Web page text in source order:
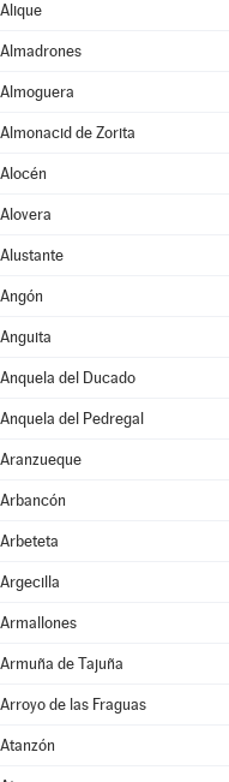
Alique
Almadrones
Almoguera
Almonacid de Zorita
Alocén
Alovera
Alustante
Angón
Anguita
Anquela del Ducado
Anquela del Pedregal
Aranzueque
Arbancón
Arbeteta
Argecilla
Armallones
Armuña de Tajuña
Arroyo de las Fraguas
Atanzón